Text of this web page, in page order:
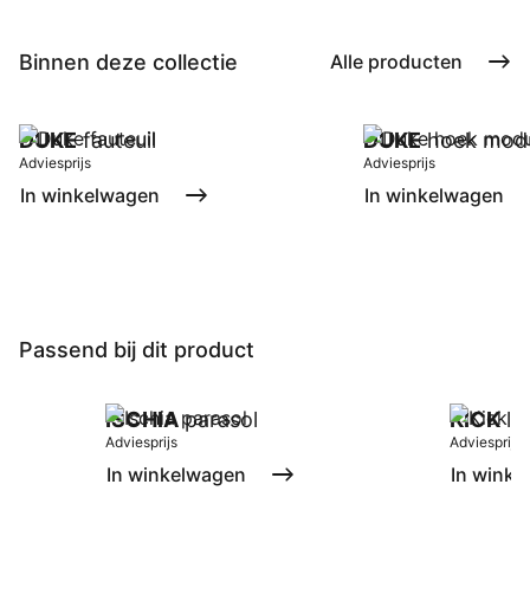
Binnen deze collectie Alle producten
DUKEfauteuil
Adviesprijs
In winkelwagen
DUKEhoek
Adviesprijs
In winkelwagen
Passend bij dit product
ISCHIAparasol
Adviesprijs
In winkelwagen
KICK
Adviesprijs
In